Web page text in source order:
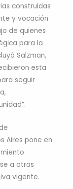
construidas
y vocación
de quienes
para la
Salzman,
esta
seguir
Aires pone en
a otras
vigente.